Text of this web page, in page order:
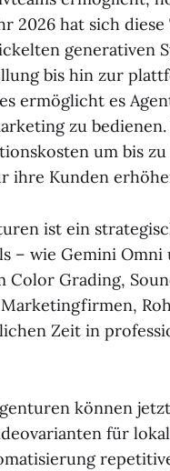
2026 hat sich
generativen
bis hin zur
ermöglicht es
zu
um bis
ihre Kunden
ist ein
– wie Gemini Omni
Grading,
Zeit in
können
für